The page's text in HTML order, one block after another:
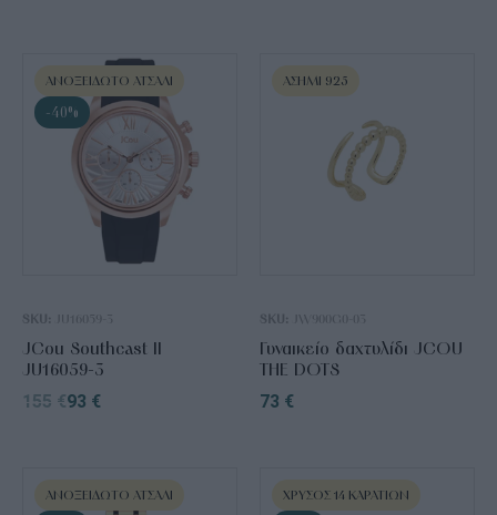
ΑΝΟΞΕΊΔΩΤΟ ΑΤΣΆΛΙ
-40%
SKU: JU16059-3
JCou Southcast II
JU16059-3
155 €93 €
ΑΣΉΜΙ 925
SKU: JW900G0-03
Γυναικείο δαχτυλίδι JCOU
THE DOTS
73 €
ΑΝΟΞΕΊΔΩΤΟ ΑΤΣΆΛΙ ΧΡΥΣΌΣ 14 ΚΑΡΑΤΊΩΝ